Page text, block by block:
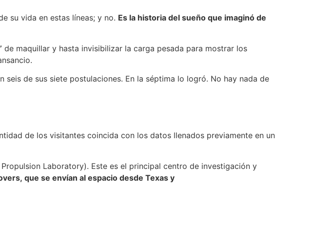
su vida en estas líneas; y no. Es la historia del sueño que imaginó de
de maquillar y hasta invisibilizar la carga pesada para mostrar los
seis de sus siete postulaciones. En la séptima lo logró. No hay nada de
de los visitantes coincida con los datos llenados previamente en un
Laboratory). Este es el principal centro de investigación y
que se envían al espacio desde Texas y